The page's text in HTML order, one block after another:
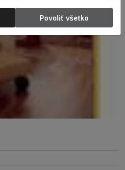
Povoliť všetko